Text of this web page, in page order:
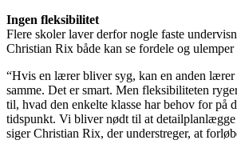
Ingen fleksibilitet
Flere skoler laver derfor nogle faste
Christian Rix både kan se fordele og ulemper
“Hvis en lærer bliver syg, kan en anden lærer
samme. Det er smart. Men fleksibiliteten
til, hvad den enkelte klasse har behov for på
tidspunkt. Vi bliver nødt til at
siger Christian Rix, der understreger, at